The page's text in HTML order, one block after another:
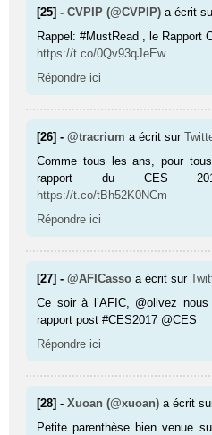
[25] -CVPIP (@CVPIP) a écrit
Rappel: #MustRead , le Rapport
https://t.co/0Qv93qJeEw
Répondre ici
[26] -@tracrium a écrit sur
Comme tous les ans, pour
rapport du CES
https://t.co/tBh52K0NCm
Répondre ici
[27] -@AFICasso a écrit sur
Ce soir à l’AFIC, @olivez
rapport post #CES2017 @CES
Répondre ici
[28] -Xuoan (@xuoan) a écrit
Petite parenthèse bien venue